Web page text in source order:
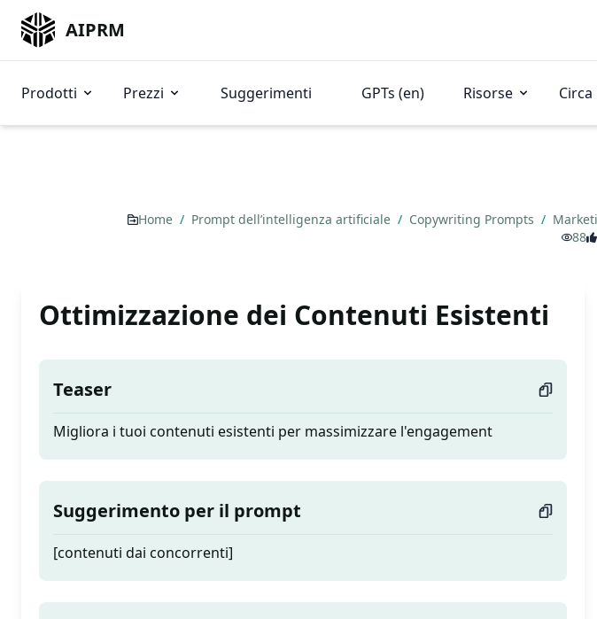
AIPRM
Prodotti Prezzi Suggerimenti GPTs (en) Risorse Circa
Home / Prompt dell’intelligenza artificiale / Copywriting Prompts /
88
Ottimizzazione dei Contenuti Esistenti
Teaser
Migliora i tuoi contenuti esistenti per massimizzare l'engagement
Suggerimento per il prompt
[contenuti dai concorrenti]